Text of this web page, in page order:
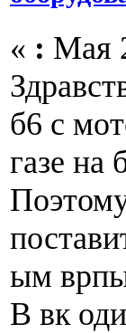
« : Мая
б6 с
газе на
ым
В вк